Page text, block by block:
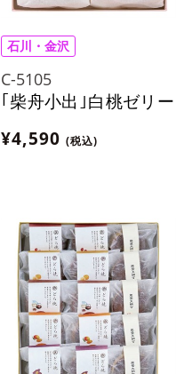
石川・金沢
C-5105
｢柴舟小出｣白桃ゼリー
¥4,590 (税込)